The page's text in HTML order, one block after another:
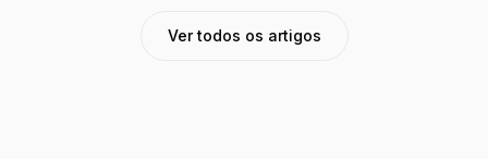
Ver todos os artigos